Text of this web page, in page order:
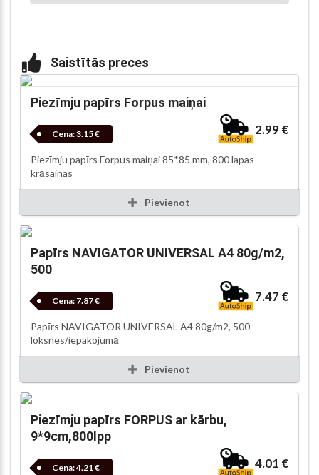
Saistītās preces
Piezīmju papīrs Forpus maiņai
Cena:3.15 € 2.99 €
Piezīmju papīrs Forpus maiņai 85*85 mm, 800 lapas
krāsainas
Pievienot
Papīrs NAVIGATOR UNIVERSAL A4 80g/m2,
500
Cena: 7.87 € 7.47 €
Papīrs NAVIGATOR UNIVERSAL A4 80g/m2, 500
loksnes/iepakojumā
Pievienot
Piezīmju papīrs FORPUS ar kārbu,
9*9cm,800lpp
Cena:4.21 € 4.01 €